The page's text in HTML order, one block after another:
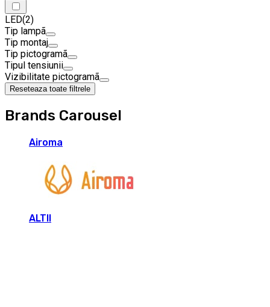
LED(2)
Tip lampã
Tip montaj
Tip pictogramã
Tipul tensiunii
Vizibilitate pictogramã
Reseteaza toate filtrele
Brands Carousel
Airoma
ALTII